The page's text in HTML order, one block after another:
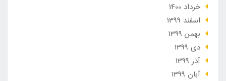
خرداد 1400
اسفند 1399
بهمن 1399
دی 1399
آذر 1399
آبان 1399